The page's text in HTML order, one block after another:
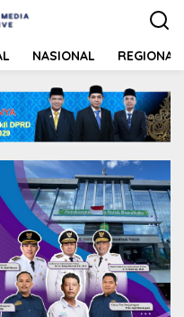
NASIONAL REGIONAL